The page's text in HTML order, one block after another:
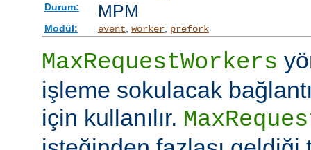
Durum: MPM
Modül: event, worker, prefork
MaxRequestWorkers
işleme sokulacak bağlantı
için kullanılır.